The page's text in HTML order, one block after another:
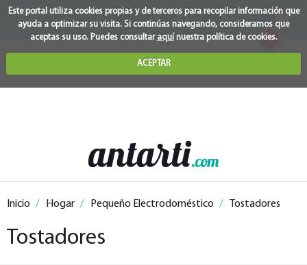
Este portal utiliza cookies propias y de terceros para recopilar información que
ayuda a optimizar su visita. Si continúas navegando, consideramos que
aceptas su uso. Puedes consultar aquínuestra política de cookies.
ACEPTAR
0
Inicio / Hogar / Pequeño Electrodoméstico / Tostadores
Tostadores